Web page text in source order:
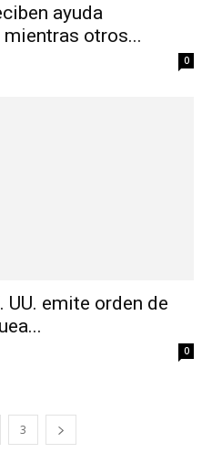
ayuda
otros...
0
UU. emite orden de
0
3